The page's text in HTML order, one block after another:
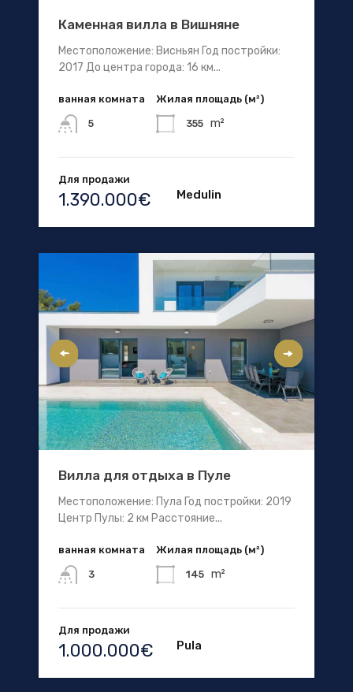
Каменная вилла в Вишняне
Местоположение: Висньян Год постройки:
2017 До центра города: 16 км...
ванная комната
5
Жилая площадь (м²)
355 m²
Для продажи
1.390.000€ Medulin
Вилла для отдыха в Пуле
Местоположение: Пула Год постройки: 2019
Центр Пулы: 2 км Расстояние...
ванная комната
3
Жилая площадь (м²)
145 m²
Для продажи
1.000.000€ Pula